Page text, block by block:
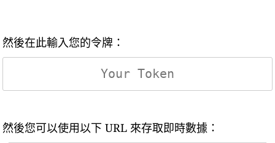
然後在此輸入您的令牌：
然後您可以使用以下 URL 來存取即時數據：